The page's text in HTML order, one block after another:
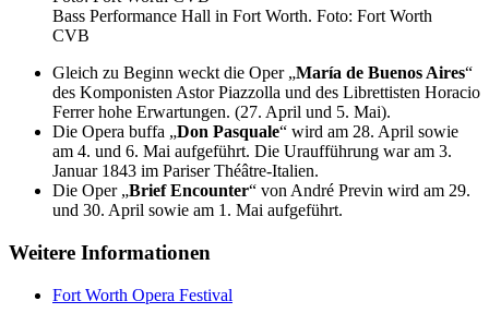
Bass Performance Hall in Fort Worth. Foto: Fort Worth
CVB
Gleich zu Beginn weckt die Oper „María de Buenos Aires“
des Komponisten Astor Piazzolla und des Librettisten Horacio
Ferrer hohe Erwartungen. (27. April und 5. Mai).
Die Opera buffa „Don Pasquale“ wird am 28. April sowie
am 4. und 6. Mai aufgeführt. Die Uraufführung war am 3.
Januar 1843 im Pariser Théâtre-Italien.
Die Oper „Brief Encounter“ von André Previn wird am 29.
und 30. April sowie am 1. Mai aufgeführt.
Weitere Informationen
Fort Worth Opera Festival